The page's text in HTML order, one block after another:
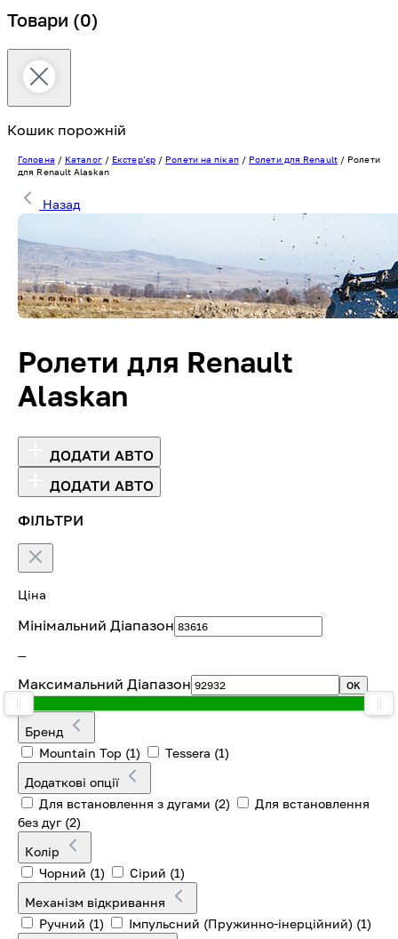
Товари (0)
Кошик порожній
Головна / Каталог/ Екстерʼєр/ Ролети на пікап/ Ролети для Renault/ Ролети
для Renault Alaskan
Назад
Ролети для Renault
Alaskan
ДОДАТИ АВТО
ДОДАТИ АВТО
ФІЛЬТРИ
Ціна
Мінімальний Діапазон
—
Максимальний Діапазон OK
Бренд
Mountain Top (1) Tessera (1)
Додаткові опції
Для встановлення з дугами (2)
Для встановлення
без дуг (2)
Колір
Чорний (1) Сірий (1)
Механізм відкривання
Ручний (1) Імпульсний (Пружинно-інерційний) (1)